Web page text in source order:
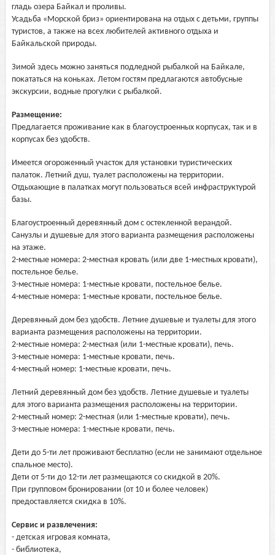
гладь озера Байкал и проливы.
Усадьба «Морской бриз» ориентирована на отдых с детьми, группы
туристов, а также на всех любителей активного отдыха и
Байкальской природы.
Зимой здесь можно заняться подледной рыбалкой на Байкале,
покататься на коньках. Летом гостям предлагаются автобусные
экскурсии, водные прогулки с рыбалкой.
Размещение:
Предлагается проживание как в благоустроенных корпусах, так и в
корпусах без удобств.
Имеется огороженный участок для установки туристических
палаток. Летний душ, туалет расположены на территории.
Отдыхающие в палатках могут пользоваться всей инфраструктурой
базы.
Благоустроенный деревянный дом с остекленной верандой.
Санузлы и душевые для этого варианта размещения расположены
на этаже.
2-местные номера: 2-местная кровать (или две 1-местных кровати),
постельное белье.
3-местные номера: 1-местные кровати, постельное белье.
4-местные номера: 1-местные кровати, постельное белье.
Деревянный дом без удобств. Летние душевые и туалеты для этого
варианта размещения расположены на территории.
2-местные номера: 2-местная (или 1-местные кровати), печь.
3-местные номера: 1-местные кровати, печь.
4-местный номер: 1-местные кровати, печь.
Летний деревянный дом без удобств. Летние душевые и туалеты
для этого варианта размещения расположены на территории.
2-местный номер: 2-местная (или 1-местные кровати), печь.
3-местные номера: 1-местные кровати, печь.
Дети до 5-ти лет проживают бесплатно (если не занимают отдельное
спальное место).
Дети от 5-ти до 12-ти лет размещаются со скидкой в 20%.
При групповом бронировании (от 10 и более человек)
предоставляется скидка в 10%.
Сервис и развлечения:
- детская игровая комната,
- библиотека,